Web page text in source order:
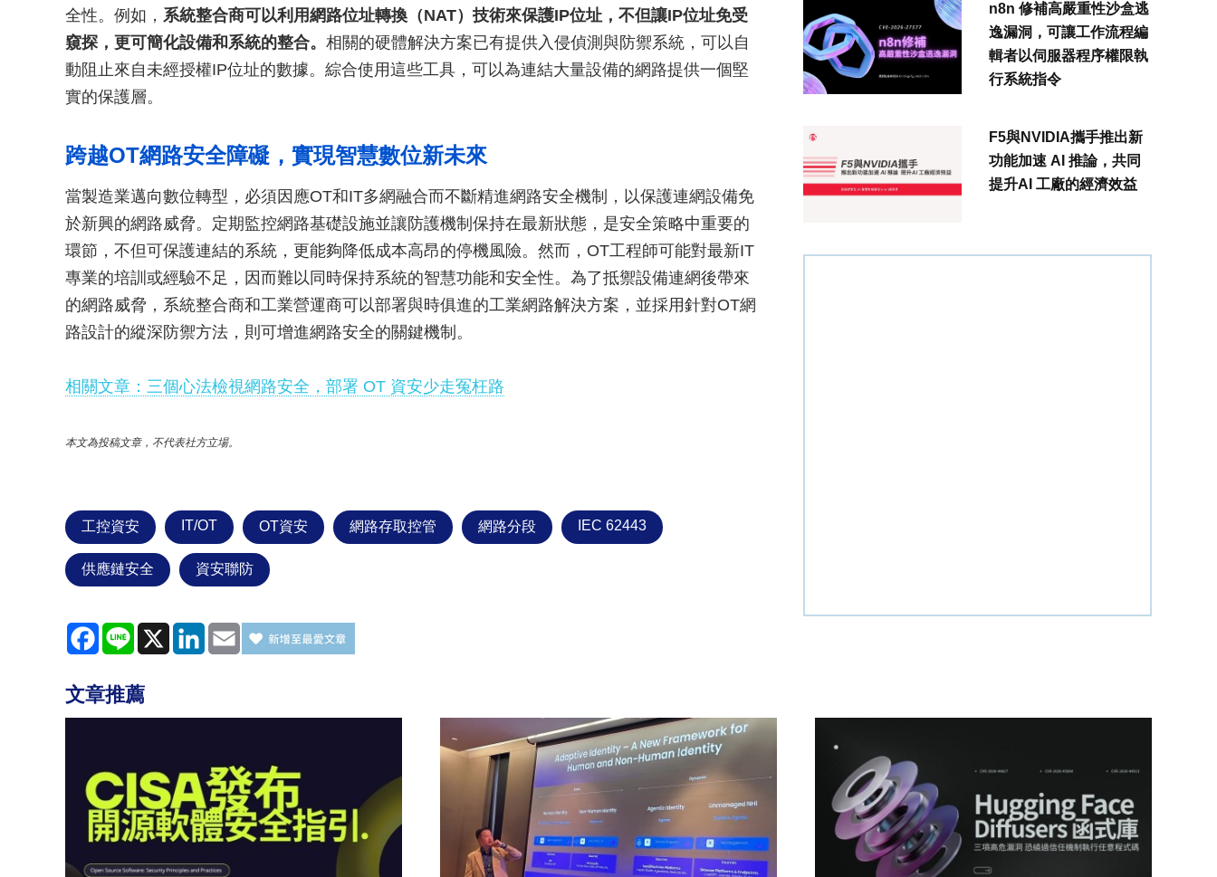
全性。例如， 系統整合商可以利用網路位址轉換（NAT）技術來保護IP位址，不但讓IP位址免受
窺探，更可簡化設備和系統的整合。 相關的硬體解決方案已有提供入侵偵測與防禦系統，可以自
動阻止來自未經授權IP位址的數據。綜合使用這些工具，可以為連結大量設備的網路提供一個堅
實的保護層。
跨越OT網路安全障礙，實現智慧數位新未來
當製造業邁向數位轉型，必須因應OT和IT多網融合而不斷精進網路安全機制，以保護連網設備免
於新興的網路威脅。定期監控網路基礎設施並讓防護機制保持在最新狀態，是安全策略中重要的
環節，不但可保護連結的系統，更能夠降低成本高昂的停機風險。然而，OT工程師可能對最新IT
專業的培訓或經驗不足，因而難以同時保持系統的智慧功能和安全性。為了抵禦設備連網後帶來
的網路威脅，系統整合商和工業營運商可以部署與時俱進的工業網路解決方案，並採用針對OT網
路設計的縱深防禦方法，則可增進網路安全的關鍵機制。
相關文章：三個心法檢視網路安全，部署 OT 資安少走冤枉路
本文為投稿文章，不代表社方立場。
工控資安 IT/OT OT資安 網路存取控管 網路分段 IEC 62443
供應鏈安全 資安聯防
Facebook
Line X LinkedInEmail
n8n 修補高嚴重性沙盒逃
逸漏洞，可讓工作流程編
輯者以伺服器程序權限執
行系統指令
F5與NVIDIA攜手推出新
功能加速 AI 推論，共同
提升AI 工廠的經濟效益
文章推薦